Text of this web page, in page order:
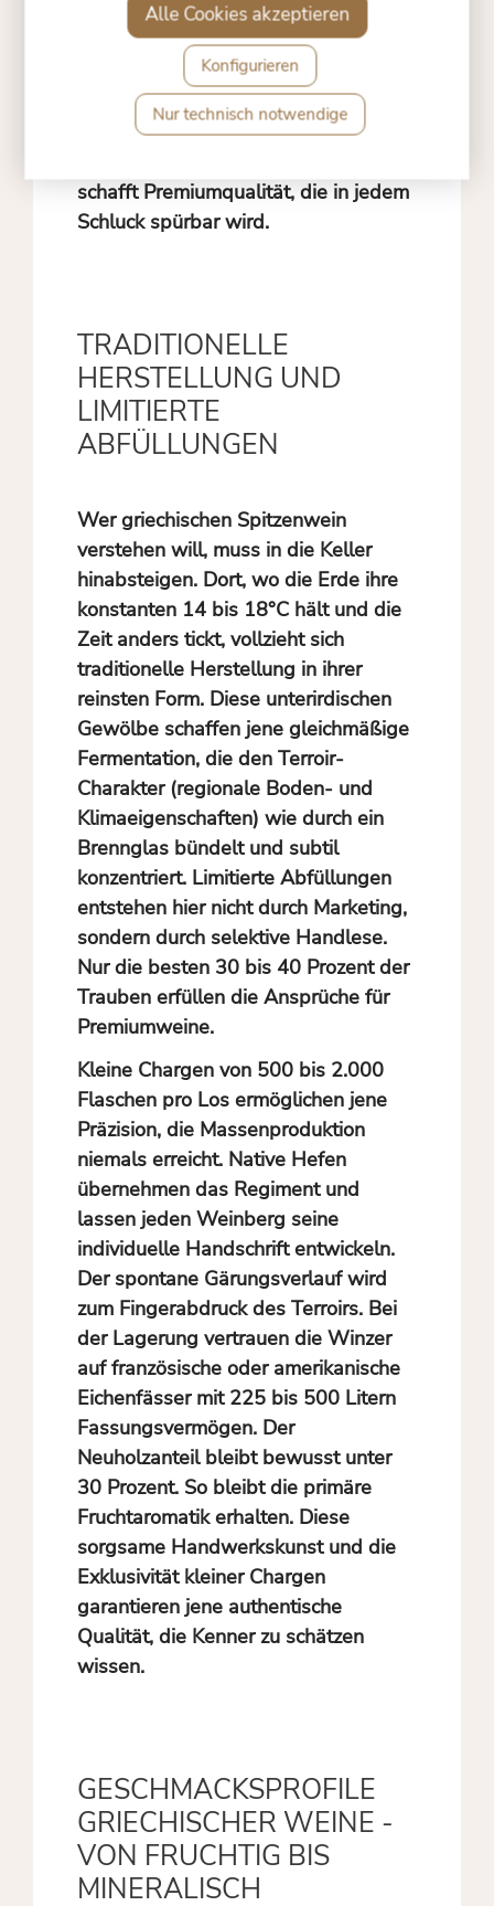
Ton (atmende Gefäße, die
mikrooxidative Prozesse fördern und
dem Wein eine besondere Mineralität
verleihen). Diese Verbindung aus
Handarbeit, überlieferten Techniken
schafft Premiumqualität, die in jedem
Schluck spürbar wird.
TRADITIONELLE
HERSTELLUNG UND
LIMITIERTE
ABFÜLLUNGEN
Wer griechischen Spitzenwein
verstehen will, muss in die Keller
hinabsteigen. Dort, wo die Erde ihre
konstanten 14 bis 18°C hält und die
Zeit anders tickt, vollzieht sich
traditionelle Herstellung in ihrer
reinsten Form. Diese unterirdischen
Gewölbe schaffen jene gleichmäßige
Fermentation, die den Terroir-
Charakter (regionale Boden- und
Klimaeigenschaften) wie durch ein
Brennglas bündelt und subtil
konzentriert. Limitierte Abfüllungen
entstehen hier nicht durch Marketing,
sondern durch selektive Handlese.
Nur die besten 30 bis 40 Prozent der
Trauben erfüllen die Ansprüche für
Premiumweine.
Kleine Chargen von 500 bis 2.000
Flaschen pro Los ermöglichen jene
Präzision, die Massenproduktion
niemals erreicht. Native Hefen
übernehmen das Regiment und
lassen jeden Weinberg seine
individuelle Handschrift entwickeln.
Der spontane Gärungsverlauf wird
zum Fingerabdruck des Terroirs. Bei
der Lagerung vertrauen die Winzer
auf französische oder amerikanische
Eichenfässer mit 225 bis 500 Litern
Fassungsvermögen. Der
Neuholzanteil bleibt bewusst unter
30 Prozent. So bleibt die primäre
Fruchtaromatik erhalten. Diese
sorgsame Handwerkskunst und die
Exklusivität kleiner Chargen
garantieren jene authentische
Qualität, die Kenner zu schätzen
wissen.
GESCHMACKSPROFILE
GRIECHISCHER WEINE -
VON FRUCHTIG BIS
MINERALISCH
Nur technisch notwendige
Konfigurieren
Alle Cookies akzeptieren